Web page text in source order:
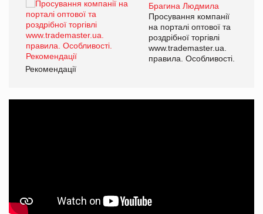
Брагина Людмила
Просування компанії
на порталі оптової та
роздрібної торгівлі
www.trademaster.ua.
правила. Особливості.
Рекомендації